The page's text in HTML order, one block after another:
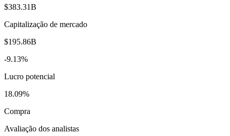
$383.31B
Capitalização de mercado
$195.86B
-9.13%
Lucro potencial
18.09%
Compra
Avaliação dos analistas